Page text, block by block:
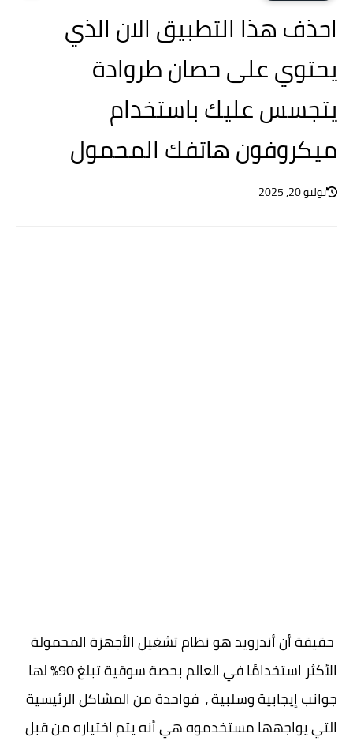
احذف هذا التطبيق الان الذي
يحتوي على حصان طروادة
يتجسس عليك باستخدام
ميكروفون هاتفك المحمول
يوليو 20, 2025
حقيقة أن أندرويد هو نظام تشغيل الأجهزة المحمولة
الأكثر استخدامًا في العالم بحصة سوقية تبلغ 90٪ لها
جوانب إيجابية وسلبية ، فواحدة من المشاكل الرئيسية
التي يواجهها مستخدموه هي أنه يتم اختياره من قبل